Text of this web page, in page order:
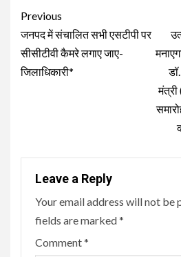
Continue
Reading
Previous
जनपद में संचालित सभी एसटीपी पर
सीसीटीवी कैमरे लगाए जाए-
जिलाधिकारी*
मंत्री
Leave a Reply
Your email address will not be
fields are marked*
Comment*